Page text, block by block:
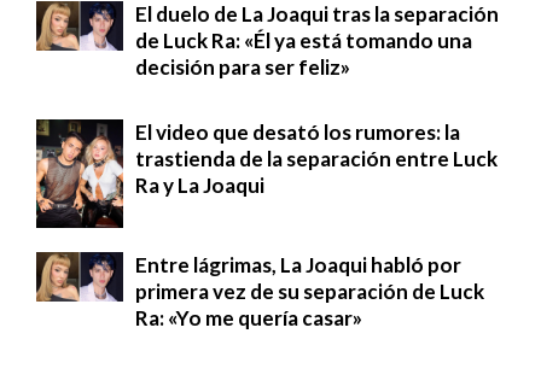
El duelo de La Joaqui tras la separación
de Luck Ra: «Él ya está tomando una
decisión para ser feliz»
El video que desató los rumores: la
trastienda de la separación entre Luck
Ra y La Joaqui
Entre lágrimas, La Joaqui habló por
primera vez de su separación de Luck
Ra: «Yo me quería casar»